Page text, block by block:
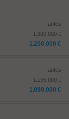
antes
1.300.000 €
1.200.000 €
antes
1.195.000 €
1.090.000 €